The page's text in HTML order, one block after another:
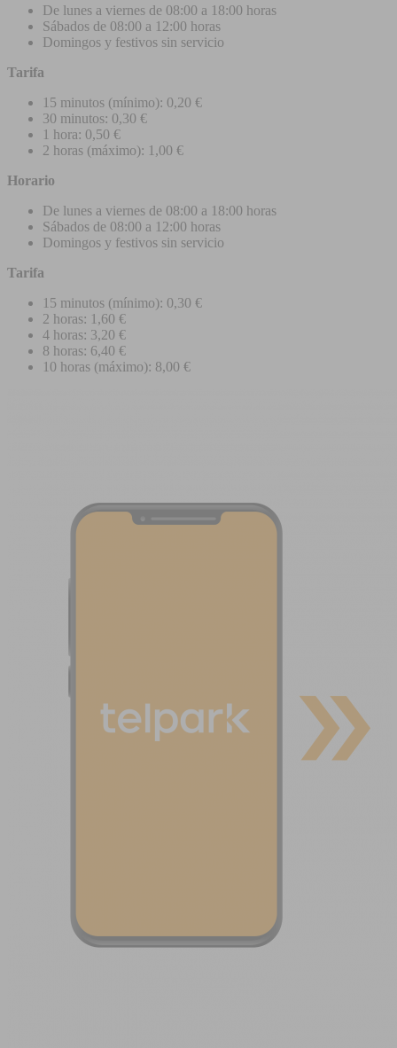
De lunes a viernes de 08:00 a 18:00 horas
Sábados de 08:00 a 12:00 horas
Domingos y festivos sin servicio
Tarifa
15 minutos (mínimo): 0,20 €
30 minutos: 0,30 €
1 hora: 0,50 €
2 horas (máximo): 1,00 €
Horario
De lunes a viernes de 08:00 a 18:00 horas
Sábados de 08:00 a 12:00 horas
Domingos y festivos sin servicio
Tarifa
15 minutos (mínimo): 0,30 €
2 horas: 1,60 €
4 horas: 3,20 €
8 horas: 6,40 €
10 horas (máximo): 8,00 €